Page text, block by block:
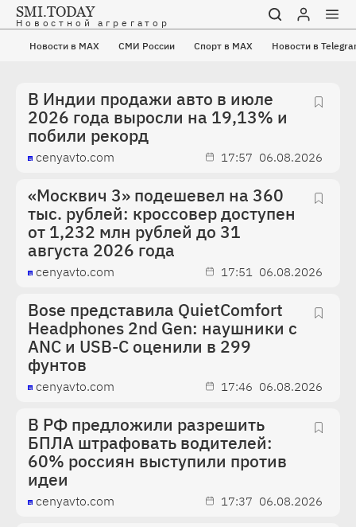
SMI.TODAY
Новостной агрегатор
Новости в MAX
СМИ России СМИ Украины Зарубежные
Новости в MAX СМИ России Спорт в MAX Новости в
В Индии продажи авто в июле
2026 года выросли на 19,13% и
побили рекорд
cenyavto.com 17:57 06.08.2026
«Москвич 3» подешевел на 360
тыс. рублей: кроссовер доступен
от 1,232 млн рублей до 31
августа 2026 года
cenyavto.com 17:51 06.08.2026
Bose представила QuietComfort
Headphones 2nd Gen: наушники с
ANC и USB-C оценили в 299
фунтов
cenyavto.com 17:46 06.08.2026
В РФ предложили разрешить
БПЛА штрафовать водителей:
60% россиян выступили против
идеи
cenyavto.com 17:37 06.08.2026